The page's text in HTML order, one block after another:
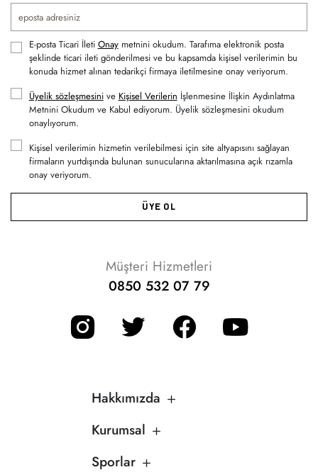
E-posta Ticari İleti Onaymetnini okudum. Tarafıma elektronik posta
şeklinde ticari ileti gönderilmesi ve bu kapsamda kişisel verilerimin bu
konuda hizmet alınan tedarikçi firmaya iletilmesine onay veriyorum.
Üyelik sözleşmesinive Kişisel Verilerin İşlenmesine İlişkin Aydınlatma
Metnini Okudum ve Kabul ediyorum. Üyelik sözleşmesini okudum
onaylıyorum.
Kişisel verilerimin hizmetin verilebilmesi için site altyapısını sağlayan
firmaların yurtdışında bulunan sunucularına aktarılmasına açık rızamla
onay veriyorum.
ÜYE OL
Müşteri Hizmetleri
0850 532 07 79
Hakkımızda
Kurumsal
Sporlar